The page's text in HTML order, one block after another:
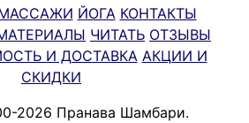
ЙОГА КОНТАКТЫ
ЧИТАТЬ ОТЗЫВЫ
И ДОСТАВКА АКЦИИ И
СКИДКИ
2026 Пранава Шамбари.